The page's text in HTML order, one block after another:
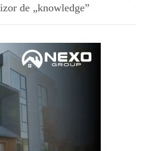
de „knowledge”